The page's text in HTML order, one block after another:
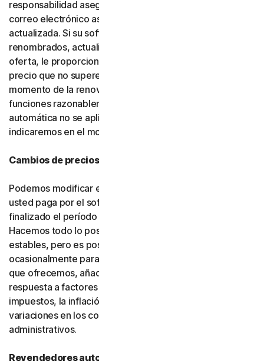
responsabilidad asegurarse de que la dirección de
correo electrónico asociada a su cuenta esté
actualizada. Si su software o servicios han sido
renombrados, actualizados o sustituidos por una nueva
oferta, le proporcionaremos dicha nueva oferta a un
precio que no supere su precio de renovación en el
momento de la renovación, siempre que cuente con
funciones razonablemente comparables. Si la renovación
automática no se aplica en su ubicación, se lo
indicaremos en el momento de la compra.
Cambios de precios
Podemos modificar en cualquier momento el precio que
usted paga por el software o los servicios una vez
finalizado el período introductorio (si corresponde).
Hacemos todo lo posible por mantener nuestros precios
estables, pero es posible que debamos modificarlos
ocasionalmente para incorporar mejoras a los servicios
que ofrecemos, añadir nuevas funciones o como
respuesta a factores del mercado, como cambios en los
impuestos, la inflación, las fluctuaciones de divisas o
variaciones en los costos de infraestructura o
administrativos.
Revendedores autorizados